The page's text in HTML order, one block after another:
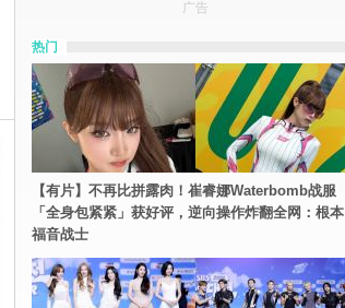
广告
热门
【有片】不再比拼露肉！崔睿娜Waterbomb战服
「全身包紧紧」获好评，逆向操作炸翻全网：根本
福音战士